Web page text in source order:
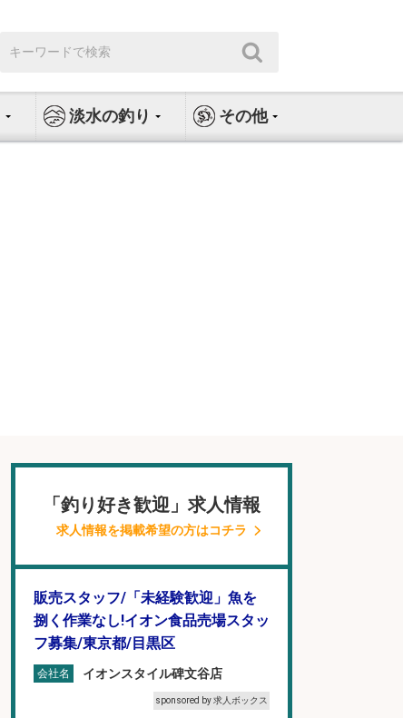
索:
淡水の釣り その他
「釣り好き歓迎」求人情報
求人情報を掲載希望の方はコチラ
販売スタッフ/「未経験歓迎」魚を
捌く作業なし!イオン食品売場スタッ
フ募集/東京都/目黒区
会社名 イオンスタイル碑文谷店
sponsored by 求人ボックス